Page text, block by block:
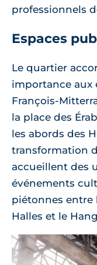
professionnels
Espaces
Le quartier
importance aux
François-
la place des
les abords des
transformation
accueillent des
événements
piétonnes entre
Halles et le